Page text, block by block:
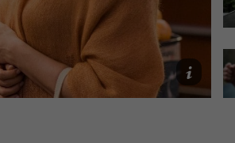
obchode
foto)
Freepik